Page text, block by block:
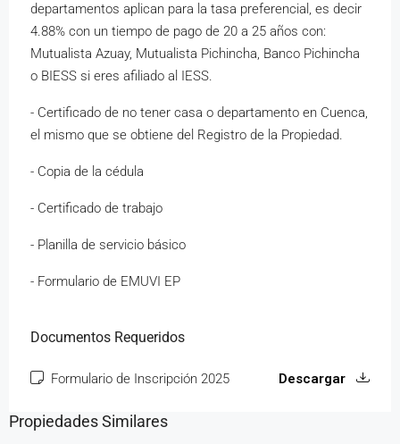
departamentos aplican para la tasa preferencial, es decir
4.88% con un tiempo de pago de 20 a 25 años con:
Mutualista Azuay, Mutualista Pichincha, Banco Pichincha
o BIESS si eres afiliado al IESS.
- Certificado de no tener casa o departamento en Cuenca,
el mismo que se obtiene del Registro de la Propiedad.
- Copia de la cédula
- Certificado de trabajo
- Planilla de servicio básico
- Formulario de EMUVI EP
Documentos Requeridos
Formulario de Inscripción 2025 Descargar
Propiedades Similares